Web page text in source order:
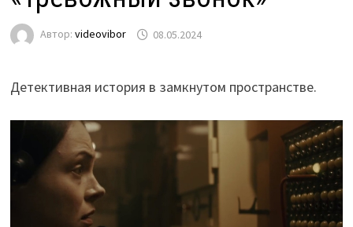
Автор: videovibor 08.05.2024
Детективная история в замкнутом пространстве.